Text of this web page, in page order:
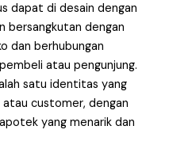
dapat di desain dengan
bersangkutan dengan
dan berhubungan
atau pengunjung.
satu identitas yang
customer, dengan
yang menarik dan